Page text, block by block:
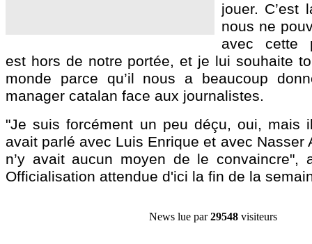
jouer. C’est
nous ne
avec cette
est hors de notre portée, et je lui souhaite
monde parce qu’il nous a beaucoup
manager catalan face aux journalistes.
"Je suis forcément un peu déçu, oui, mais
avait parlé avec Luis Enrique et avec Nasser
n’y avait aucun moyen de le convaincre",
Officialisation attendue d'ici la fin de la
News lue par29548 visiteurs